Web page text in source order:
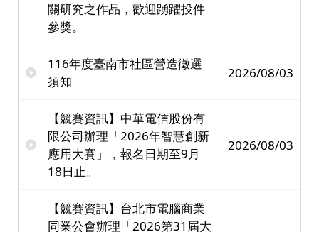
關研究之作品，歡迎踴躍投件
參獎。
116年度臺南市社區營造徵選
須知
2026/08/03
【競賽資訊】中華電信股份有
限公司辦理「2026年智慧創新
應用大賽」，報名日期至9月
18日止。
2026/08/03
【競賽資訊】台北市電腦商業
同業公會辦理「2026第31屆大